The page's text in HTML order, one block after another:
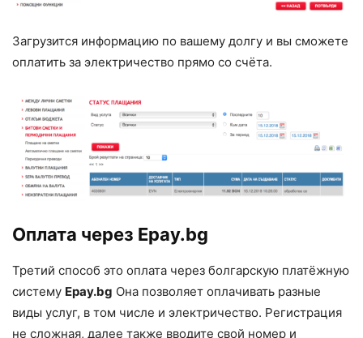
Загрузится информацию по вашему долгу и вы сможете
оплатить за электричество прямо со счёта.
Оплата через Epay.bg
Третий способ это оплата через болгарскую платёжную
систему Epay.bg Она позволяет оплачивать разные
виды услуг, в том числе и электричество. Регистрация
не сложная, далее также вводите свой номер и